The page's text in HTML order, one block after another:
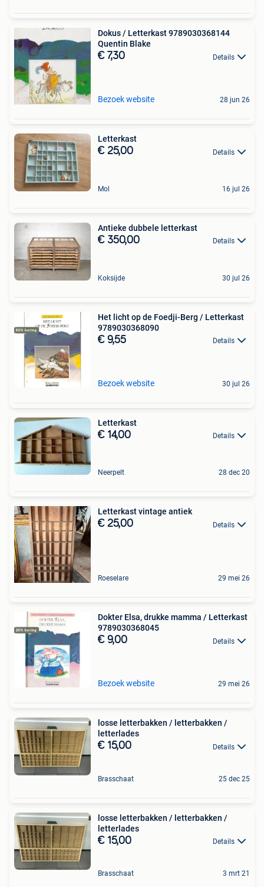
Dokus / Letterkast 9789030368144
Quentin Blake
€ 7,30 Details
Bezoek website 28 jun 26
Letterkast
€ 25,00 Details
Mol 16 jul 26
Antieke dubbele letterkast
€ 350,00 Details
Koksijde 30 jul 26
Het licht op de Foedji-Berg / Letterkast
9789030368090
€ 9,55 Details
Bezoek website 30 jul 26
Letterkast
€ 14,00 Details
Neerpelt 28 dec 20
Letterkast vintage antiek
€ 25,00 Details
Roeselare 29 mei 26
Dokter Elsa, drukke mamma / Letterkast
9789030368045
€ 9,00 Details
Bezoek website 29 mei 26
losse letterbakken / letterbakken /
letterlades
€ 15,00 Details
Brasschaat 25 dec 25
losse letterbakken / letterbakken /
letterlades
€ 15,00 Details
Brasschaat 3 mrt 21